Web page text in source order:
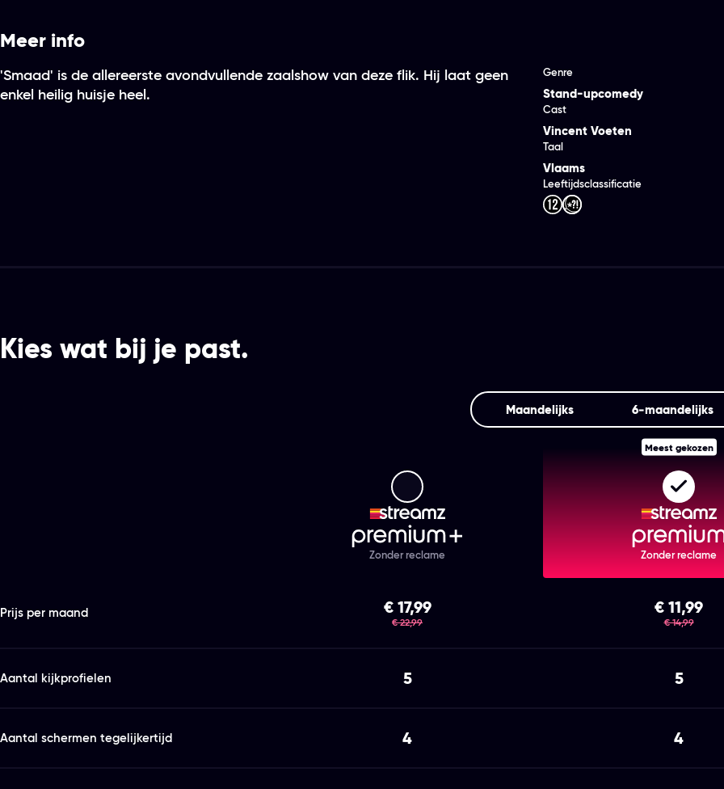
Meer info
'Smaad' is de allereerste avondvullende zaalshow van deze flik. Hij laat geen
enkel heilig huisje heel.
Genre
Stand-upcomedy
Cast
Vincent Voeten
Taal
Vlaams
Leeftijdsclassificatie
Kies wat bij je past.
Maandelijks 6‑maandelijks
Streamz Premium+
Zonder reclame
Meest gekozen
Zonder reclame
Prijs per maand € 17,99
was
€ 22,99
€ 11,99
was
€ 14,99
Aantal kijkprofielen 5 5
Aantal schermen tegelijkertijd 4 4